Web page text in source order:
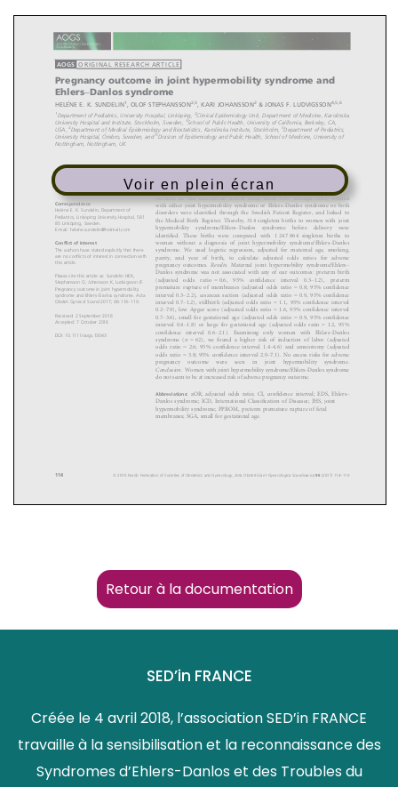
Voir en plein écran
Retour à la documentation
SED’in FRANCE
Créée le 4 avril 2018, l’association SED’in FRANCE
travaille à la sensibilisation et la reconnaissance des
Syndromes d’Ehlers-Danlos et des Troubles du